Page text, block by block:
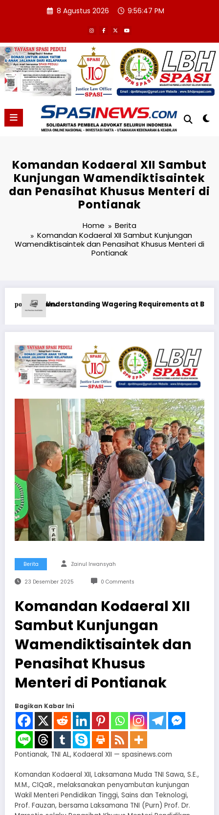
8 Agustus 2026 9:56:47 PM
Komandan Kodaeral XII Sambut
Kunjungan Wamendiktisaintek
dan Penasihat Khusus Menteri di
Pontianak
Home
Berita
Komandan Kodaeral XII Sambut Kunjungan
Wamendiktisaintek dan Penasihat Khusus Menteri di
Pontianak
at Best Online Casino in Canada Real Money
1xbet Бонусные Предложения:
Berita Zainul Irwansyah
23 Desember 2025 0 Comments
Komandan Kodaeral XII
Sambut Kunjungan
Wamendiktisaintek dan
Penasihat Khusus
Menteri di Pontianak
Bagikan Kabar Ini
Pontianak, TNI AL, Kodaeral XII — spasinews.com
Komandan Kodaeral XII, Laksamana Muda TNI Sawa, S.E.,
M.M., CIQaR., melaksanakan penyambutan kunjungan
Wakil Menteri Pendidikan Tinggi, Sains dan Teknologi,
Prof. Fauzan, bersama Laksamana TNI (Purn) Prof. Dr.